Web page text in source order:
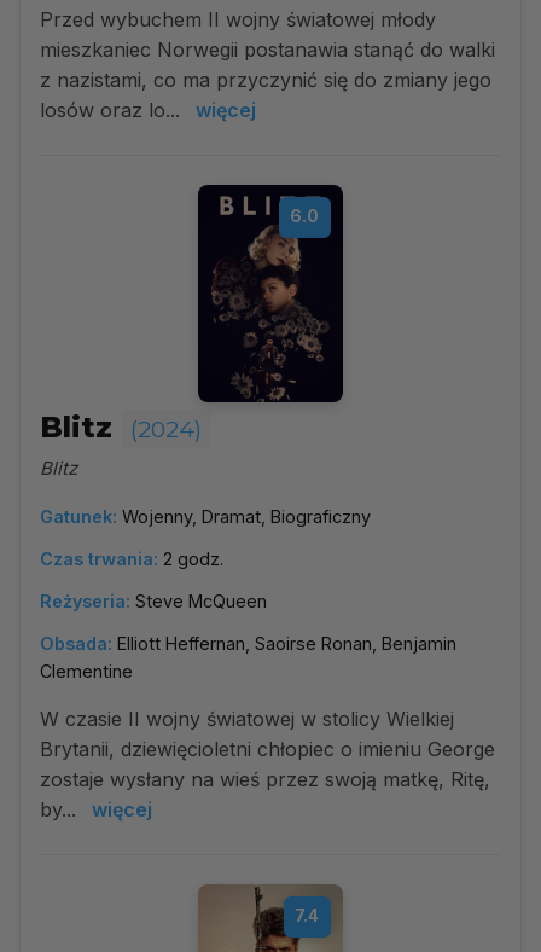
Przed wybuchem II wojny światowej młody
mieszkaniec Norwegii postanawia stanąć do walki
z nazistami, co ma przyczynić się do zmiany jego
losów oraz lo...
więcej
6.0
Blitz (2024)
Blitz
Gatunek: Wojenny, Dramat, Biograficzny
Czas trwania: 2 godz.
Reżyseria: Steve McQueen
Obsada: Elliott Heffernan, Saoirse Ronan, Benjamin
Clementine
W czasie II wojny światowej w stolicy Wielkiej
Brytanii, dziewięcioletni chłopiec o imieniu George
zostaje wysłany na wieś przez swoją matkę, Ritę,
by...
więcej
7.4